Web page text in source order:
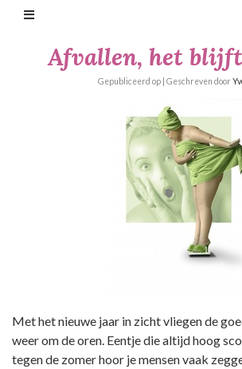
Afvallen, het
Gepubliceerd op | Geschreven door
Met het nieuwe jaar in zicht vliegen de
weer om de oren. Eentje die altijd hoog
tegen de zomer hoor je mensen vaak